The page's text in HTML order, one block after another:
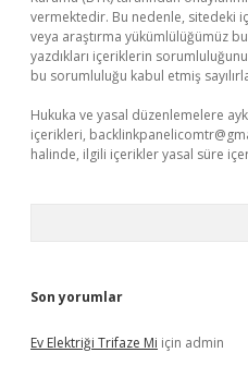
vermektedir. Bu nedenle, sitedeki
veya araştırma yükümlülüğümüz
yazdıkları içeriklerin
bu sorumluluğu kabul etmiş
Hukuka ve yasal düzenlemelere
içerikleri,
halinde, ilgili içerikler yasal süre
Son yorumlar
Ev Elektriği Trifaze Mi için admin